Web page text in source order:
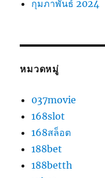
กุมภาพันธ์ 2024
หมวดหมู่
037movie
168slot
168สล็อต
188bet
188betth